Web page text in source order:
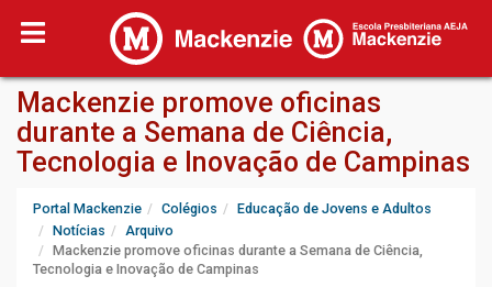
Mackenzie promove oficinas
durante a Semana de Ciência,
Tecnologia e Inovação de Campinas
Portal Mackenzie Colégios
Educação de Jovens e Adultos
Notícias
Arquivo
Mackenzie promove oficinas durante a Semana de Ciência,
Tecnologia e Inovação de Campinas